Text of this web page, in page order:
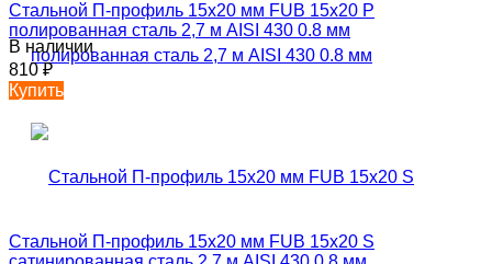
Стальной П-профиль 15х20 мм FUB 15х20 P
полированная сталь 2,7 м AISI 430 0.8 мм
В наличии
810₽
Купить
Стальной П-профиль 15х20 мм FUB 15х20 S